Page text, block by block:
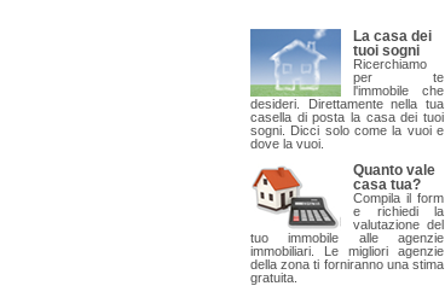
La casa dei
tuoi sogni
Ricerchiamo
per te
l'immobile che
desideri. Direttamente nella tua
casella di posta la casa dei tuoi
sogni. Dicci solo come la vuoi e
dove la vuoi.
Quanto vale
casa tua?
Compila il form
e richiedi la
valutazione del
tuo immobile alle agenzie
immobiliari. Le migliori agenzie
della zona ti forniranno una stima
gratuita.